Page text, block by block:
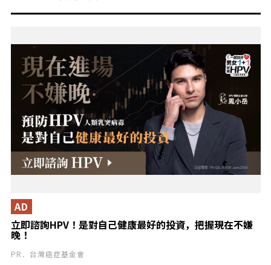
立即諮詢HPV！是對自己健康最好的投資，把握現在不嫌
晚！
AD
PR．台灣癌症基金會